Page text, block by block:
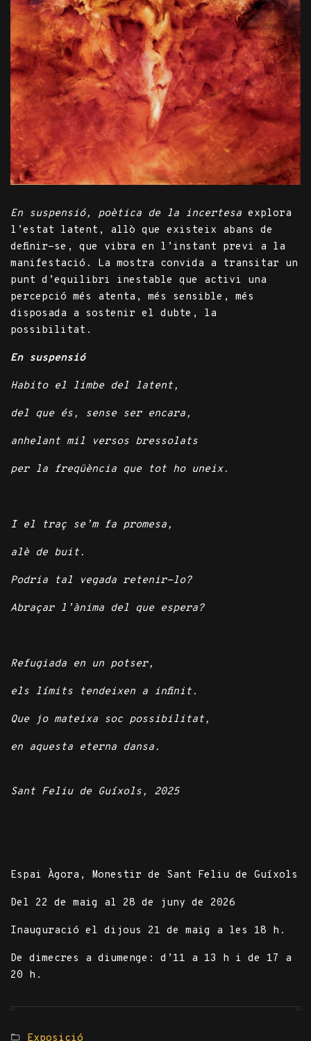
En suspensió, poètica de la incertesa explora
l’estat latent, allò que existeix abans de
definir-se, que vibra en l’instant previ a la
manifestació. La mostra convida a transitar un
punt d’equilibri inestable que activi una
percepció més atenta, més sensible, més
disposada a sostenir el dubte, la
possibilitat.
En suspensió
Habito el limbe del latent,
del que és, sense ser encara,
anhelant mil versos bressolats
per la freqüència que tot ho uneix.
I el traç se’m fa promesa,
alè de buit.
Podria tal vegada retenir-lo?
Abraçar l’ànima del que espera?
Refugiada en un potser,
els límits tendeixen a infinit.
Que jo mateixa soc possibilitat,
en aquesta eterna dansa.
Sant Feliu de Guíxols, 2025
Espai Àgora, Monestir de Sant Feliu de Guíxols
Del 22 de maig al 28 de juny de 2026
Inauguració el dijous 21 de maig a les 18 h.
De dimecres a diumenge: d’11 a 13 h i de 17 a
20 h.
Posted